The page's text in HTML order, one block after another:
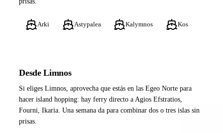
Arki Astypalea Kalymnos Kos
Desde Limnos
Si eliges Limnos, aprovecha que estás en las Egeo Norte para
hacer island hopping: hay ferry directo a Agios Efstratios,
Fourni, Ikaria. Una semana da para combinar dos o tres islas sin
prisas.